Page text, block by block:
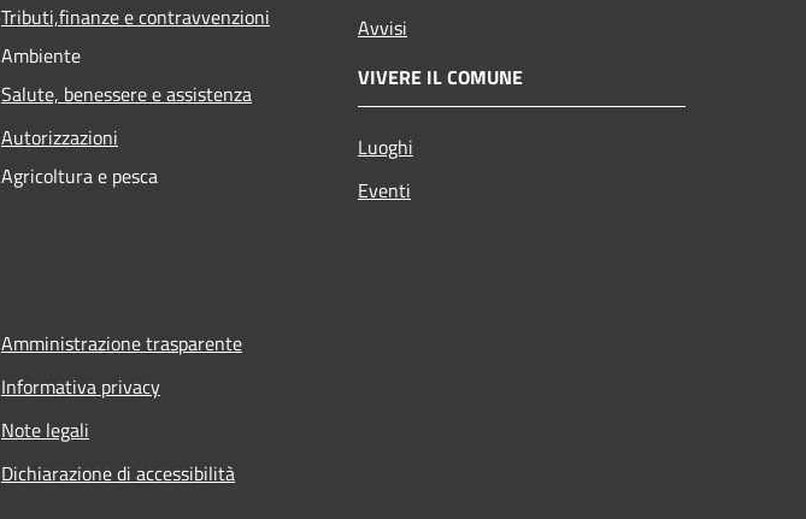
Tributi,finanze e contravvenzioni
Ambiente
Salute, benessere e assistenza
Autorizzazioni
Agricoltura e pesca
Avvisi
VIVERE IL COMUNE
Luoghi
Eventi
Amministrazione trasparente
Informativa privacy
Note legali
Dichiarazione di accessibilità